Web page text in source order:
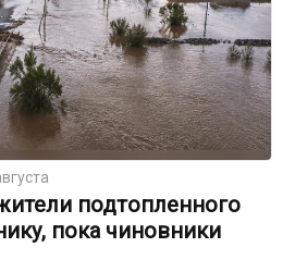
подтопленного
пока чиновники